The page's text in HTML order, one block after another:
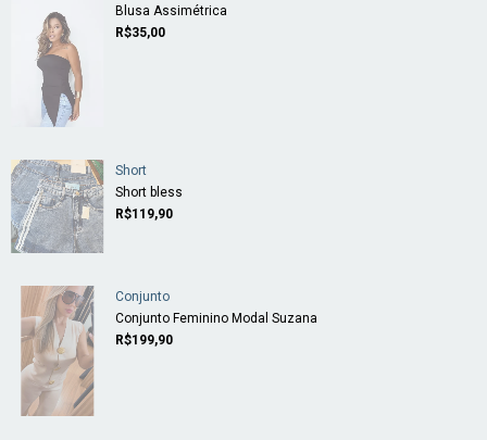
Blusa Assimétrica
R$35,00
Short
Short bless
R$119,90
Conjunto
Conjunto Feminino Modal Suzana
R$199,90